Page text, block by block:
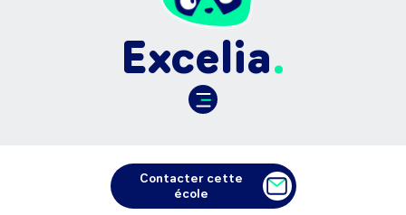
Excelia
Contacter cette
école